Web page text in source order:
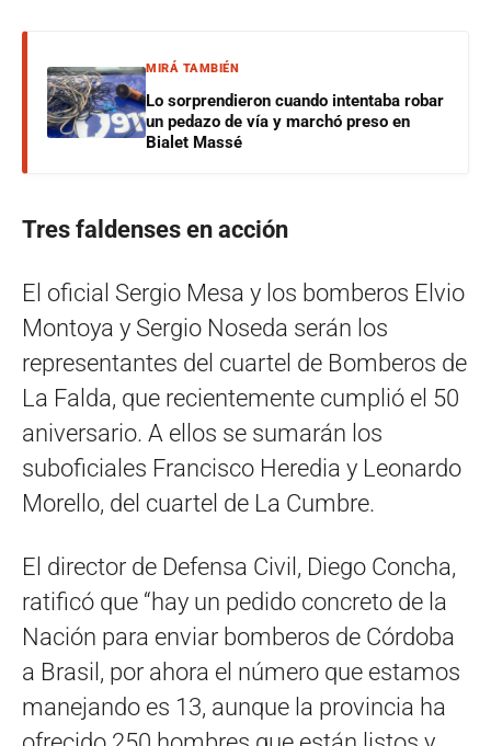
MIRÁ TAMBIÉN
Lo sorprendieron cuando intentaba robar
un pedazo de vía y marchó preso en
Bialet Massé
Tres faldenses en acción
El oficial Sergio Mesa y los bomberos Elvio
Montoya y Sergio Noseda serán los
representantes del cuartel de Bomberos de
La Falda, que recientemente cumplió el 50
aniversario. A ellos se sumarán los
suboficiales Francisco Heredia y Leonardo
Morello, del cuartel de La Cumbre.
El director de Defensa Civil, Diego Concha,
ratificó que “hay un pedido concreto de la
Nación para enviar bomberos de Córdoba
a Brasil, por ahora el número que estamos
manejando es 13, aunque la provincia ha